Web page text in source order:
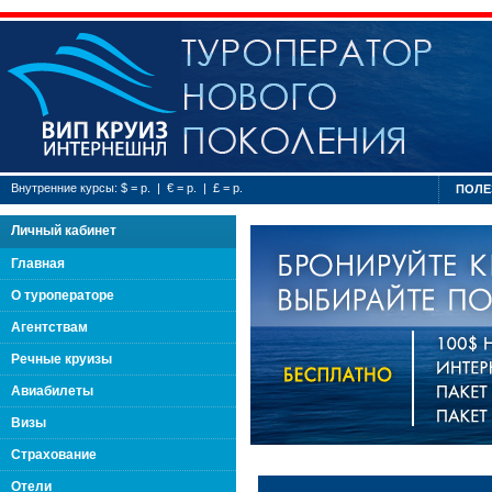
Туроператор нового
Внутренние курсы: $ = р. | € = р. | £ = р.
Личный кабинет
Главная
О туроператоре
Агентствам
Речные круизы
Авиабилеты
Визы
Страхование
Отели